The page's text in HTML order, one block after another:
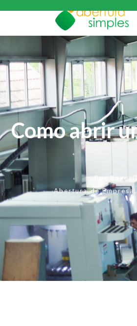
Como abrir
Por
Abertura de Empresa